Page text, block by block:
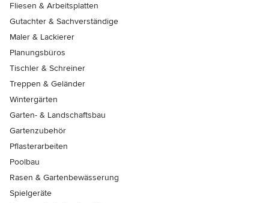
Fliesen & Arbeitsplatten
Gutachter & Sachverständige
Maler & Lackierer
Planungsbüros
Tischler & Schreiner
Treppen & Geländer
Wintergärten
Garten- & Landschaftsbau
Gartenzubehör
Pflasterarbeiten
Poolbau
Rasen & Gartenbewässerung
Spielgeräte